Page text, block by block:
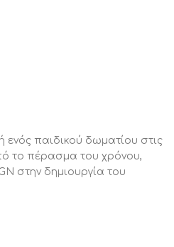
παιδικού δωματίου στις
το πέρασμα του χρόνου,
στην δημιουργία του